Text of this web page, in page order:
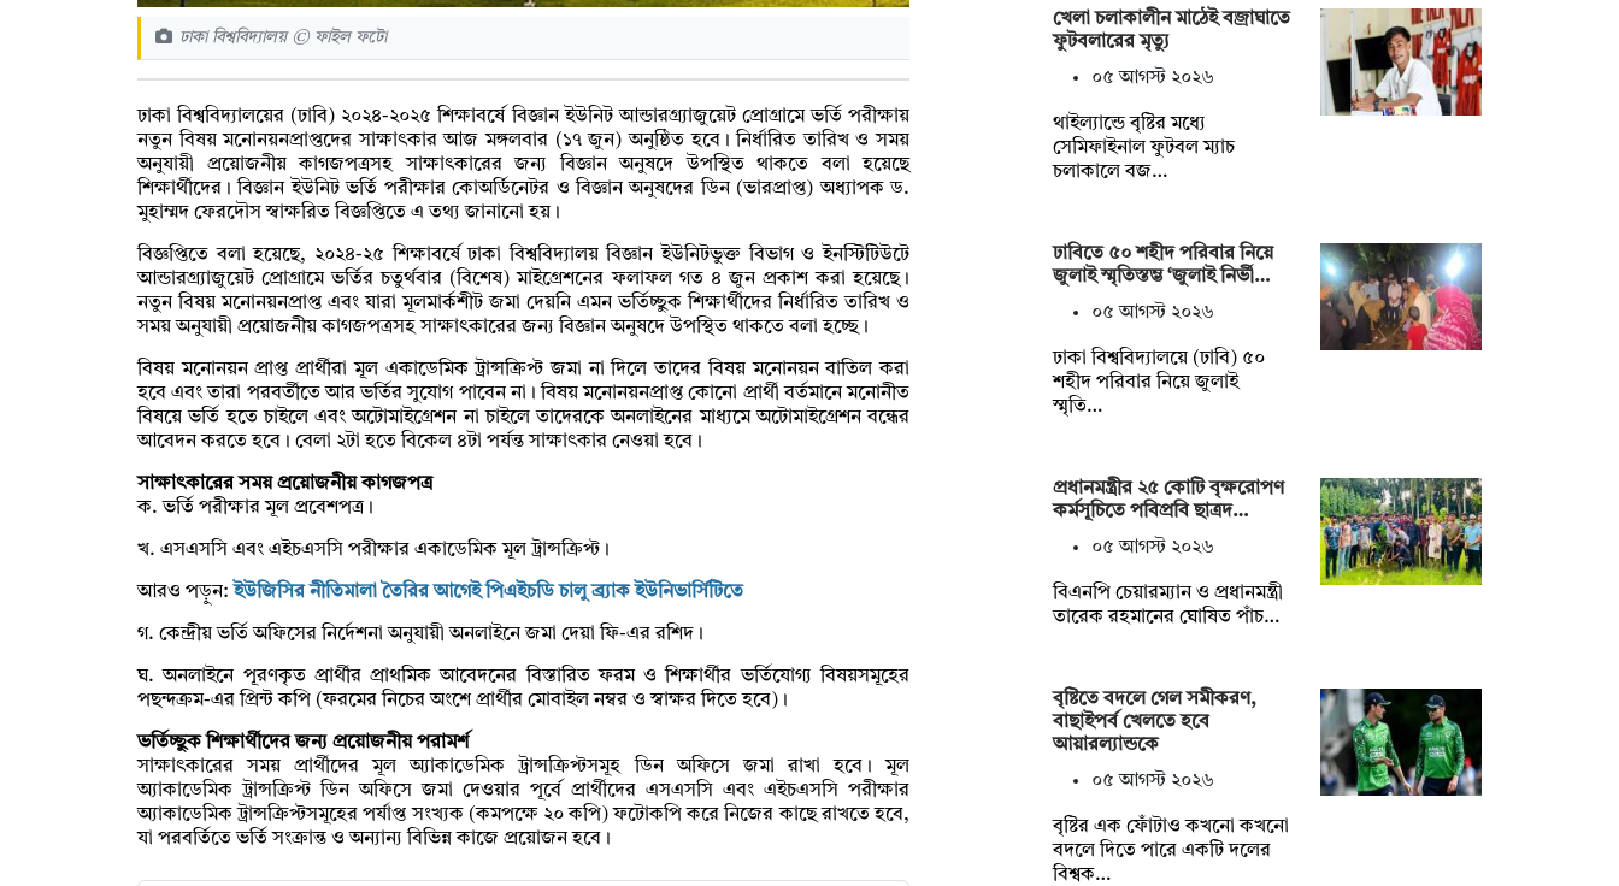
ঢাকা বিশ্ববিদ্যালয় © ফাইল ফটো
ঢাকা বিশ্ববিদ্যালয়ের (ঢাবি) ২০২৪-২০২৫ শিক্ষাবর্ষে বিজ্ঞান ইউনিট আন্ডারগ্র্যাজুয়েট প্রোগ্রামে ভর্তি পরীক্ষায়
নতুন বিষয় মনোনয়নপ্রাপ্তদের সাক্ষাৎকার আজ মঙ্গলবার (১৭ জুন) অনুষ্ঠিত হবে। নির্ধারিত তারিখ ও সময়
অনুযায়ী প্রয়োজনীয় কাগজপত্রসহ সাক্ষাৎকারের জন্য বিজ্ঞান অনুষদে উপস্থিত থাকতে বলা হয়েছে
শিক্ষার্থীদের। বিজ্ঞান ইউনিট ভর্তি পরীক্ষার কোঅর্ডিনেটর ও বিজ্ঞান অনুষদের ডিন (ভারপ্রাপ্ত) অধ্যাপক ড.
মুহাম্মদ ফেরদৌস স্বাক্ষরিত বিজ্ঞপ্তিতে এ তথ্য জানানো হয়।
বিজ্ঞপ্তিতে বলা হয়েছে, ২০২৪-২৫ শিক্ষাবর্ষে ঢাকা বিশ্ববিদ্যালয় বিজ্ঞান ইউনিটভুক্ত বিভাগ ও ইনস্টিটিউটে
আন্ডারগ্র্যাজুয়েট প্রোগ্রামে ভর্তির চতুর্থবার (বিশেষ) মাইগ্রেশনের ফলাফল গত ৪ জুন প্রকাশ করা হয়েছে।
নতুন বিষয় মনোনয়নপ্রাপ্ত এবং যারা মূলমার্কশীট জমা দেয়নি এমন ভর্তিচ্ছুক শিক্ষার্থীদের নির্ধারিত তারিখ ও
সময় অনুযায়ী প্রয়োজনীয় কাগজপত্রসহ সাক্ষাৎকারের জন্য বিজ্ঞান অনুষদে উপস্থিত থাকতে বলা হচ্ছে।
বিষয় মনোনয়ন প্রাপ্ত প্রার্থীরা মূল একাডেমিক ট্রান্সক্রিপ্ট জমা না দিলে তাদের বিষয় মনোনয়ন বাতিল করা
হবে এবং তারা পরবর্তীতে আর ভর্তির সুযোগ পাবেন না। বিষয় মনোনয়নপ্রাপ্ত কোনো প্রার্থী বর্তমানে মনোনীত
বিষয়ে ভর্তি হতে চাইলে এবং অটোমাইগ্রেশন না চাইলে তাদেরকে অনলাইনের মাধ্যমে অটোমাইগ্রেশন বন্ধের
আবেদন করতে হবে। বেলা ২টা হতে বিকেল ৪টা পর্যন্ত সাক্ষাৎকার নেওয়া হবে।
সাক্ষাৎকারের সময় প্রয়োজনীয় কাগজপত্র
ক. ভর্তি পরীক্ষার মূল প্রবেশপত্র।
খ. এসএসসি এবং এইচএসসি পরীক্ষার একাডেমিক মূল ট্রান্সক্রিপ্ট।
আরও পড়ুন:ইউজিসির নীতিমালা তৈরির আগেই পিএইচডি চালু ব্র্যাক ইউনিভার্সিটিতে
গ. কেন্দ্রীয় ভর্তি অফিসের নির্দেশনা অনুযায়ী অনলাইনে জমা দেয়া ফি-এর রশিদ।
ঘ. অনলাইনে পূরণকৃত প্রার্থীর প্রাথমিক আবেদনের বিস্তারিত ফরম ও শিক্ষার্থীর ভর্তিযোগ্য বিষয়সমূহের
পছন্দক্রম-এর প্রিন্ট কপি (ফরমের নিচের অংশে প্রার্থীর মোবাইল নম্বর ও স্বাক্ষর দিতে হবে)।
ভর্তিচ্ছুক শিক্ষার্থীদের জন্য প্রয়োজনীয় পরামর্শ
সাক্ষাৎকারের সময় প্রার্থীদের মূল অ্যাকাডেমিক ট্রান্সক্রিপ্টসমূহ ডিন অফিসে জমা রাখা হবে। মূল
অ্যাকাডেমিক ট্রান্সক্রিপ্ট ডিন অফিসে জমা দেওয়ার পূর্বে প্রার্থীদের এসএসসি এবং এইচএসসি পরীক্ষার
অ্যাকাডেমিক ট্রান্সক্রিপ্টসমূহের পর্যাপ্ত সংখ্যক (কমপক্ষে ২০ কপি) ফটোকপি করে নিজের কাছে রাখতে হবে,
যা পরবর্তিতে ভর্তি সংক্রান্ত ও অন্যান্য বিভিন্ন কাজে প্রয়োজন হবে।
খেলা চলাকালীন মাঠেই বজ্রাঘাতে
ফুটবলারের মৃত্যু
০৫ আগস্ট ২০২৬
থাইল্যান্ডে বৃষ্টির মধ্যে
সেমিফাইনাল ফুটবল ম্যাচ
চলাকালে বজ…
ঢাবিতে ৫০ শহীদ পরিবার নিয়ে
জুলাই স্মৃতিস্তম্ভ ‘জুলাই নির্ভী…
০৫ আগস্ট ২০২৬
ঢাকা বিশ্ববিদ্যালয়ে (ঢাবি) ৫০
শহীদ পরিবার নিয়ে জুলাই
স্মৃতি…
প্রধানমন্ত্রীর ২৫ কোটি বৃক্ষরোপণ
কর্মসূচিতে পবিপ্রবি ছাত্রদ…
০৫ আগস্ট ২০২৬
বিএনপি চেয়ারম্যান ও প্রধানমন্ত্রী
তারেক রহমানের ঘোষিত পাঁচ…
বৃষ্টিতে বদলে গেল সমীকরণ,
বাছাইপর্ব খেলতে হবে
আয়ারল্যান্ডকে
০৫ আগস্ট ২০২৬
বৃষ্টির এক ফোঁটাও কখনো কখনো
বদলে দিতে পারে একটি দলের
বিশ্বক…